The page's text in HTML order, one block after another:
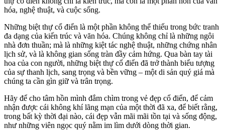
hóa, nghệ thuật, và cuộc sống.
Những biệt thự cổ điển là một phần không thể thiếu trong bức tranh
đa dạng của kiến trúc và văn hóa. Chúng không chỉ là những ngôi
nhà đơn thuần; mà là những kiệt tác nghệ thuật, những chứng nhân
lịch sử, và là không gian sống tràn đầy cảm hứng. Qua bàn tay tài
hoa của con người, những biệt thự cổ điển đã trở thành biểu tượng
của sự thanh lịch, sang trọng và bền vững – một di sản quý giá mà
chúng ta cần gìn giữ và trân trọng.
Hãy để cho tâm hồn mình đắm chìm trong vẻ đẹp cổ điển, để cảm
nhận được cái không khí lãng mạn của một thời đã xa, để biết rằng,
trong bất kỳ thời đại nào, cái đẹp vẫn mãi mãi tồn tại và sống động,
như những viên ngọc quý nằm im lìm dưới dòng thời gian.